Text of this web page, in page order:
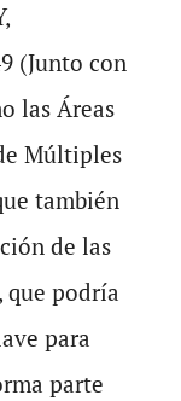
(Junto con
las Áreas
Múltiples
también
de las
que podría
para
parte